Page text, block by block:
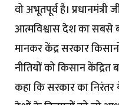
वो अभूतपूर्व है।
आत्मविश्वास देश का सबसे
मानकर केंद्र सरकार
नीतियों को किसान केंद्रित
कहा कि सरकार का